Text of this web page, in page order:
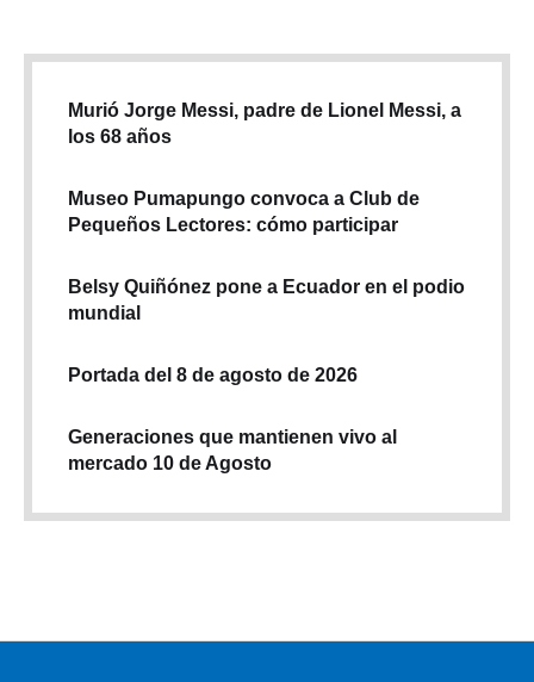
Murió Jorge Messi, padre de Lionel Messi, a
los 68 años
Museo Pumapungo convoca a Club de
Pequeños Lectores: cómo participar
Belsy Quiñónez pone a Ecuador en el podio
mundial
Portada del 8 de agosto de 2026
Generaciones que mantienen vivo al
mercado 10 de Agosto